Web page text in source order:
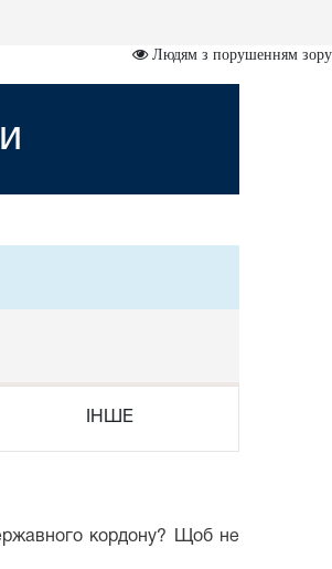
Людям з порушенням зору
ІНШЕ
кордону? Щоб не